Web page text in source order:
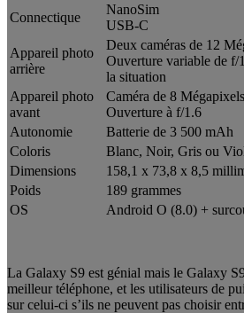
Connectique
NanoSim
USB-C
Appareil photo
arrière
Deux caméras de 12
Ouverture variable de
la situation
Appareil photo
avant
Caméra de 8 Mégapixels
Ouverture à f/1.6
Autonomie
Batterie de 3 500 mAh
Coloris
Blanc, Noir, Gris ou
Dimensions
158,1 x 73,8 x 8,5
Poids
189 grammes
OS
Android O (8.0) +
La Galaxy S9 est génial mais le Galaxy
meilleur téléphone, et les utilisateurs de
sur celui-ci s’ils ne peuvent pas choisir